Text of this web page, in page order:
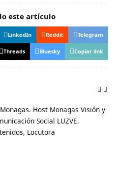
este artículo
LinkedIn Reddit Telegram
Threads Bluesky Copiar link
Host Monagas Visión y
Social LUZVE.
Locutora